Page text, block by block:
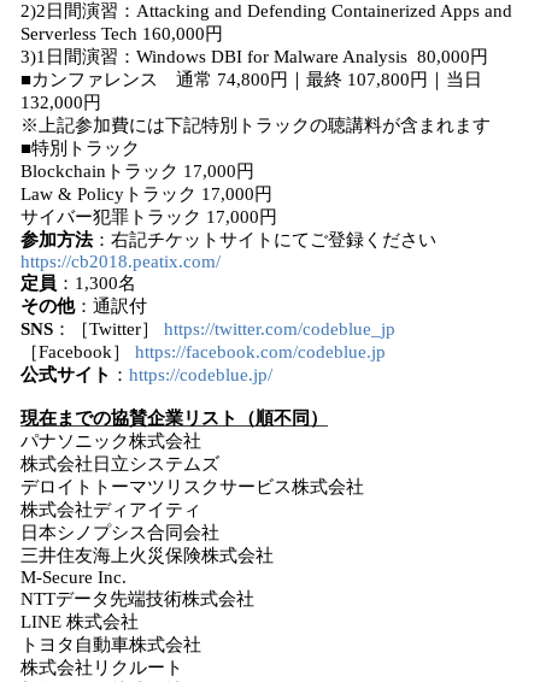
2)2日間演習：Attacking and Defending Containerized Apps and
Serverless Tech 160,000円
3)1日間演習：Windows DBI for Malware Analysis 80,000円
■カンファレンス 通常 74,800円｜最終 107,800円｜当日
132,000円
※上記参加費には下記特別トラックの聴講料が含まれます
■特別トラック
Blockchainトラック 17,000円
Law & Policyトラック 17,000円
サイバー犯罪トラック 17,000円
参加方法：右記チケットサイトにてご登録ください
https://cb2018.peatix.com/
定員 ：1,300名
その他：通訳付
SNS ：［Twitter］ https://twitter.com/codeblue_jp
［Facebook］ https://facebook.com/codeblue.jp
公式サイト ： https://codeblue.jp/
現在までの協賛企業リスト（順不同）
パナソニック株式会社
株式会社日立システムズ
デロイトトーマツリスクサービス株式会社
株式会社ディアイティ
日本シノプシス合同会社
三井住友海上火災保険株式会社
M-Secure Inc.
NTTデータ先端技術株式会社
LINE 株式会社
トヨタ自動車株式会社
株式会社リクルート